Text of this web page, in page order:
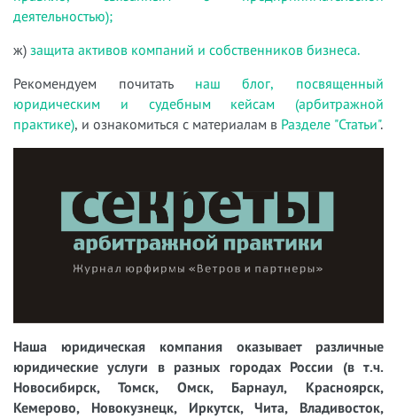
деятельностью);
ж) защита активов компаний и собственников бизнеса.
Рекомендуем почитать наш блог, посвященный
юридическим и судебным кейсам (арбитражной
практике), и ознакомиться с материалам в Разделе "Статьи".
Наша юридическая компания оказывает различные
юридические услуги в разных городах России (в т.ч.
Новосибирск, Томск, Омск, Барнаул, Красноярск,
Кемерово, Новокузнецк, Иркутск, Чита, Владивосток,